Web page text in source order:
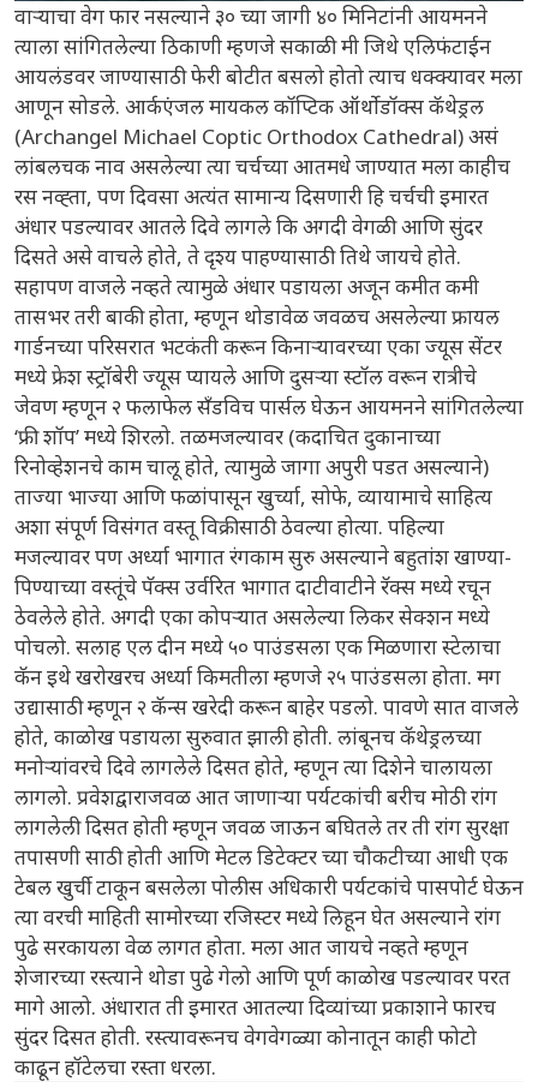
वाऱ्याचा वेग फार नसल्याने ३० च्या जागी ४० मिनिटांनी आयमनने
त्याला सांगितलेल्या ठिकाणी म्हणजे सकाळी मी जिथे एलिफंटाईन
आयलंडवर जाण्यासाठी फेरी बोटीत बसलो होतो त्याच धक्क्यावर मला
आणून सोडले. आर्कएंजल मायकल कॉप्टिक ऑर्थोडॉक्स कॅथेड्रल
(Archangel Michael Coptic Orthodox Cathedral) असं
लांबलचक नाव असलेल्या त्या चर्चच्या आतमधे जाण्यात मला काहीच
रस नव्ह्ता, पण दिवसा अत्यंत सामान्य दिसणारी हि चर्चची इमारत
अंधार पडल्यावर आतले दिवे लागले कि अगदी वेगळी आणि सुंदर
दिसते असे वाचले होते, ते दृश्य पाहण्यासाठी तिथे जायचे होते.
सहापण वाजले नव्हते त्यामुळे अंधार पडायला अजून कमीत कमी
तासभर तरी बाकी होता, म्हणून थोडावेळ जवळच असलेल्या फ्रायल
गार्डनच्या परिसरात भटकंती करून किनाऱ्यावरच्या एका ज्यूस सेंटर
मध्ये फ्रेश स्ट्रॉबेरी ज्यूस प्यायले आणि दुसऱ्या स्टॉल वरून रात्रीचे
जेवण म्हणून २ फलाफेल सँडविच पार्सल घेऊन आयमनने सांगितलेल्या
‘फ्री शॉप’ मध्ये शिरलो. तळमजल्यावर (कदाचित दुकानाच्या
रिनोव्हेशनचे काम चालू होते, त्यामुळे जागा अपुरी पडत असल्याने)
ताज्या भाज्या आणि फळांपासून खुर्च्या, सोफे, व्यायामाचे साहित्य
अशा संपूर्ण विसंगत वस्तू विक्रीसाठी ठेवल्या होत्या. पहिल्या
मजल्यावर पण अर्ध्या भागात रंगकाम सुरु असल्याने बहुतांश खाण्या-
पिण्याच्या वस्तूंचे पॅक्स उर्वरित भागात दाटीवाटीने रॅक्स मध्ये रचून
ठेवलेले होते. अगदी एका कोपऱ्यात असलेल्या लिकर सेक्शन मध्ये
पोचलो. सलाह एल दीन मध्ये ५० पाउंडसला एक मिळणारा स्टेलाचा
कॅन इथे खरोखरच अर्ध्या किमतीला म्हणजे २५ पाउंडसला होता. मग
उद्यासाठी म्हणून २ कॅन्स खरेदी करून बाहेर पडलो. पावणे सात वाजले
होते, काळोख पडायला सुरुवात झाली होती. लांबूनच कॅथेड्रलच्या
मनोऱ्यांवरचे दिवे लागलेले दिसत होते, म्हणून त्या दिशेने चालायला
लागलो. प्रवेशद्वाराजवळ आत जाणाऱ्या पर्यटकांची बरीच मोठी रांग
लागलेली दिसत होती म्हणून जवळ जाऊन बघितले तर ती रांग सुरक्षा
तपासणी साठी होती आणि मेटल डिटेक्टर च्या चौकटीच्या आधी एक
टेबल खुर्ची टाकून बसलेला पोलीस अधिकारी पर्यटकांचे पासपोर्ट घेऊन
त्या वरची माहिती सामोरच्या रजिस्टर मध्ये लिहून घेत असल्याने रांग
पुढे सरकायला वेळ लागत होता. मला आत जायचे नव्हते म्हणून
शेजारच्या रस्त्याने थोडा पुढे गेलो आणि पूर्ण काळोख पडल्यावर परत
मागे आलो. अंधारात ती इमारत आतल्या दिव्यांच्या प्रकाशाने फारच
सुंदर दिसत होती. रस्त्यावरूनच वेगवेगळ्या कोनातून काही फोटो
काढून हॉटेलचा रस्ता धरला.